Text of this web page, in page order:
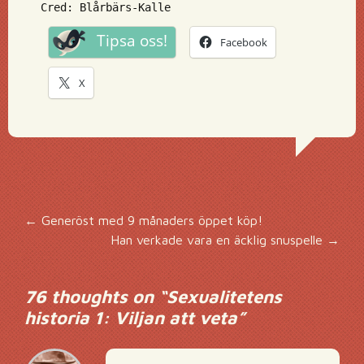
Cred: Blårbärs-Kalle
Tipsa oss! Facebook
X
Inläggsnavigering
←Generöst med 9 månaders öppet köp!
Han verkade vara en äcklig snuspelle→
76 thoughts on “Sexualitetens
historia 1: Viljan att veta”